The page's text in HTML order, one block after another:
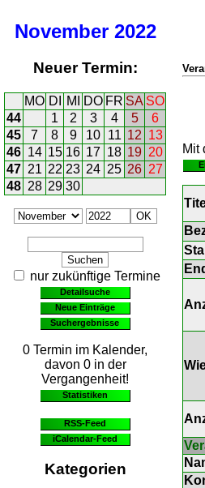
November 2022
Neuer Termin:
MO DI MI DO FR SA SO
44
1 2 3 4 5
6
45
7 8 9 10 11 12 13
46 14 15 16 17 18 19 20
47 21 22 23 24 25 26 27
48 28 29 30
nur zukünftige Termine
Detailsuche
Neue Einträge
Suchergebnisse
0 Termin im Kalender,
davon 0 in der
Vergangenheit!
Statistiken
RSS-Feed
iCalendar-Feed
Kategorien
Mit